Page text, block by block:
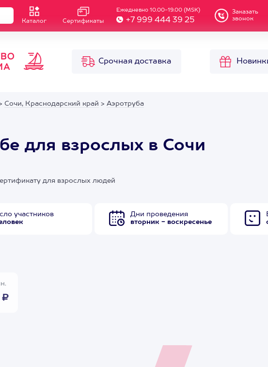
Каталог Сертификаты
Ежедневно 10.00-19.00 (MSK)
+7 999 444 39 25
Заказать
звонок
Срочная доставка
Сочи, Краснодарский край > Аэротруба
для взрослых в Сочи
для взрослых людей
участников
Дни проведения
вторник - воскресенье
₽